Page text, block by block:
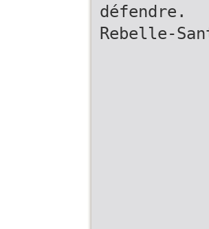
défendre.
Rebelle-